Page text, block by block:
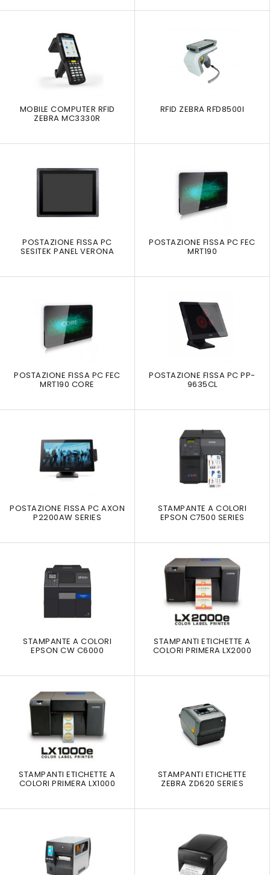
MOBILE COMPUTER RFID
ZEBRA MC3330R
RFID ZEBRA RFD8500I
POSTAZIONE FISSA PC
SESITEK PANEL VERONA
POSTAZIONE FISSA PC FEC
MRT190
POSTAZIONE FISSA PC FEC
MRT190 CORE
POSTAZIONE FISSA PC PP-
9635CL
POSTAZIONE FISSA PC AXON
P2200AW SERIES
STAMPANTE A COLORI
EPSON C7500 SERIES
STAMPANTE A COLORI
EPSON CW C6000
STAMPANTI ETICHETTE A
COLORI PRIMERA LX2000
STAMPANTI ETICHETTE A
COLORI PRIMERA LX1000
STAMPANTI ETICHETTE
ZEBRA ZD620 SERIES